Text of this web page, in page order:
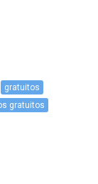
gratuitos
gratuitos